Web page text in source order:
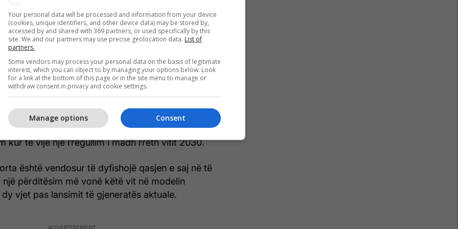
News.
të gjejnë një ekran më të madh të informacionit
Telegrafi.
të ngjarë të vazhdojnë, por Honda mund të
S+ Shift të parë në Prelude, i cili ka një modalitet
që pretendon të ndërrojë marshin.
Automotive News raporton se Accord mund të
kur të vijë një rregullim i madh rreth vitit 2030.
është vendosur të dyfishojë qasjen e saj në të
përditësim më vonë këtë vit në modelin
vjet pas lansimit të gjeneratës aktuale.
Your personal data will be processed and information from your device
(cookies, unique identifiers, and other device data) may be stored by,
accessed by and shared with 369 partners, or used specifically by this
site. We and our partners may use precise geolocation data. List of
partners.
Some vendors may process your personal data on the basis of legitimate
interest, which you can object to by managing your options below. Look
for a link at the bottom of this page or in the site menu to manage or
withdraw consent in privacy and cookie settings.
Consent
Manage options